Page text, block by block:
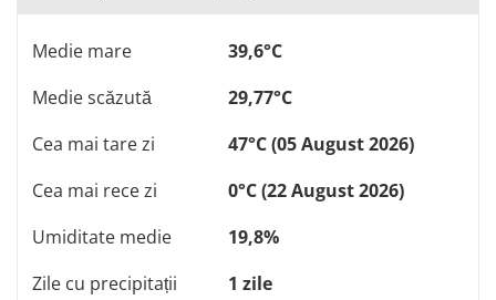
Medie mare
39,6°C
Medie scăzută
29,77°C
Cea mai tare zi
47°C (05 August 2026)
Cea mai rece zi
0°C (22 August 2026)
Umiditate medie
19,8%
Zile cu precipitații
1 zile